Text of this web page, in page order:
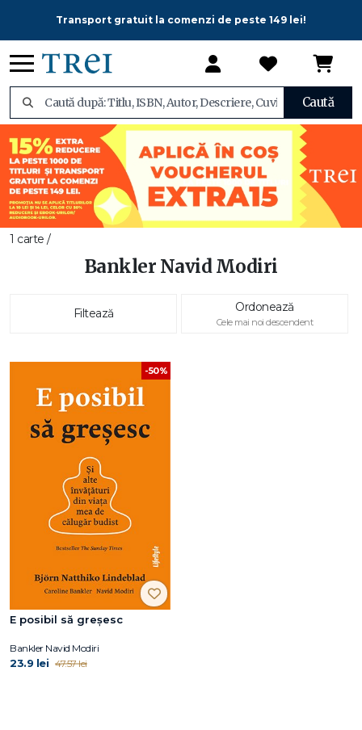
Transport gratuit la comenzi de peste 149 lei!
Caută
1 carte /
Bankler Navid Modiri
Filtează Ordonează
Cele mai noi descendent
-50%
E posibil să greșesc
Bankler Navid Modiri
23.9 lei 47.57 lei